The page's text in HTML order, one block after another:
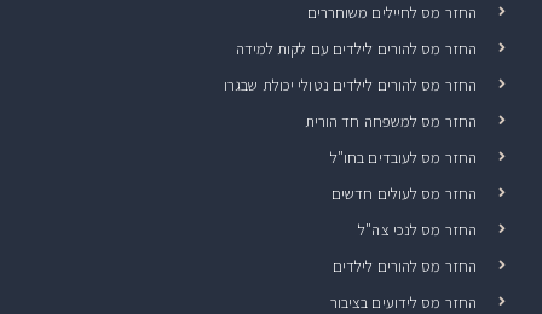
החזר מס לחיילים משוחררים
החזר מס להורים לילדים עם לקות למידה
החזר מס להורים לילדים נטולי יכולת שבגרו
החזר מס למשפחה חד הורית
החזר מס לעובדים בחו"ל
החזר מס לעולים חדשים
החזר מס לנכי צה"ל
החזר מס להורים לילדים
החזר מס לידועים בציבור